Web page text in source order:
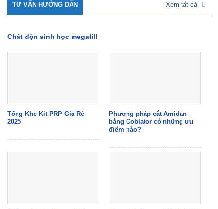
TƯ VẤN HƯỚNG DẪN Xem tất cả
Chất độn sinh học megafill
Tổng Kho Kit PRP Giá Rẻ
2025
Phương pháp cắt Amidan
bằng Coblator có những ưu
điểm nào?